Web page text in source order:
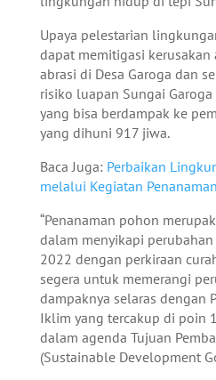
Upaya pelestarian
dapat memitigasi
abrasi di Desa Garoga dan
risiko luapan Sungai
yang bisa berdampak ke
yang dihuni 917 jiwa.
Baca Juga: Perbaikan
melalui Kegiatan
“Penanaman pohon
dalam menyikapi
2022 dengan perkiraan
segera untuk memerangi
dampaknya selaras dengan
Iklim yang tercakup di poin
dalam agenda Tujuan
(Sustainable Development